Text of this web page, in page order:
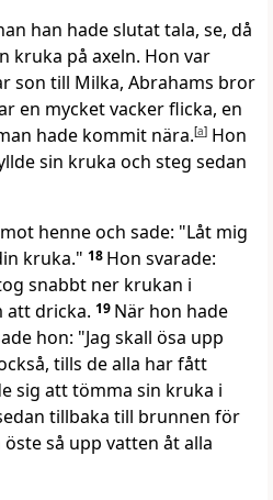
han hade slutat tala, se, då
kruka på axeln. Hon var
son till Milka, Abrahams bror
en mycket vacker flicka, en
hade kommit nära.[a] Hon
sin kruka och steg sedan
henne och sade: "Låt mig
kruka." 18 Hon svarade:
snabbt ner krukan i
att dricka. 19 När hon hade
hon: "Jag skall ösa upp
tills de alla har fått
sig att tömma sin kruka i
tillbaka till brunnen för
så upp vatten åt alla